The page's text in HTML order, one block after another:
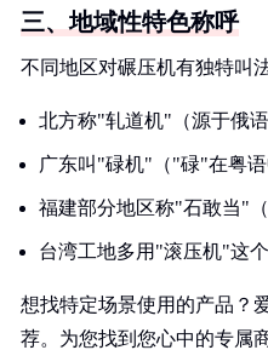
三、地域性特色称呼
不同地区对碾压机有独特叫
北方称"轧道机"（源于俄语
广东叫"碌机"（"碌"在粤语
福建部分地区称"石敢当"
台湾工地多用"滚压机"这
想找特定场景使用的产品？
荐。为您找到您心中的专属